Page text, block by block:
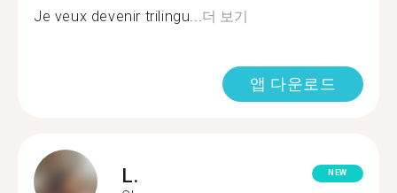
Je veux devenir trilingu...더 보기
앱 다운로드
L. NEW